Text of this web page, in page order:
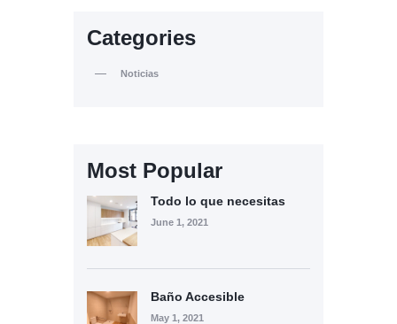
Categories
Noticias
Most Popular
Todo lo que necesitas
June 1, 2021
Baño Accesible
May 1, 2021